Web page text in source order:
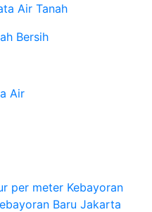
Air Tanah
Bersih
Air
per meter Kebayoran
Baru Jakarta